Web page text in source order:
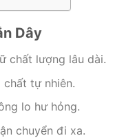
Dây
chất lượng lâu dài.
tự nhiên.
lo hư hỏng.
chuyển đi xa.